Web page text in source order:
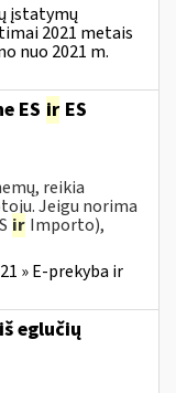
įstatymų
2021 metais
nuo 2021 m.
ES ir ES
reikia
Jeigu norima
ir Importo),
» E-prekyba ir
eglučių